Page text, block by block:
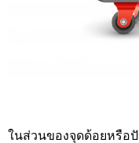
ในส่วนของจุดด้อยหรือ